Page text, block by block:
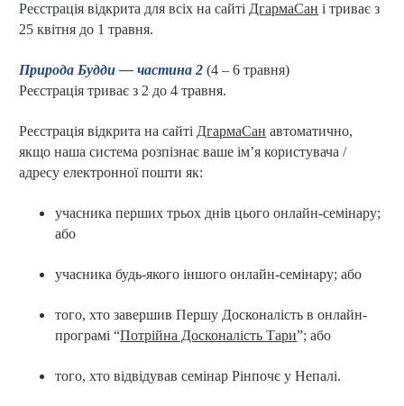
Реєстрація відкрита для всіх на сайті ДгармаСан і триває з
25 квітня до 1 травня.
Природа Будди — частина 2 (4 –6 травня)
Реєстрація триває з 2 до 4 травня.
Реєстрація відкрита на сайті ДгармаСан автоматично,
якщо наша система розпізнає ваше ім’я користувача /
адресу електронної пошти як:
учасника перших трьох днів цього онлайн-семінару;
або
учасника будь-якого іншого онлайн-семінару;або
того, хто завершив Першу Досконалість в онлайн-
програмі “Потрійна Досконалість Тари”; або
того, хто відвідував семінар Рінпочє у Непалі.